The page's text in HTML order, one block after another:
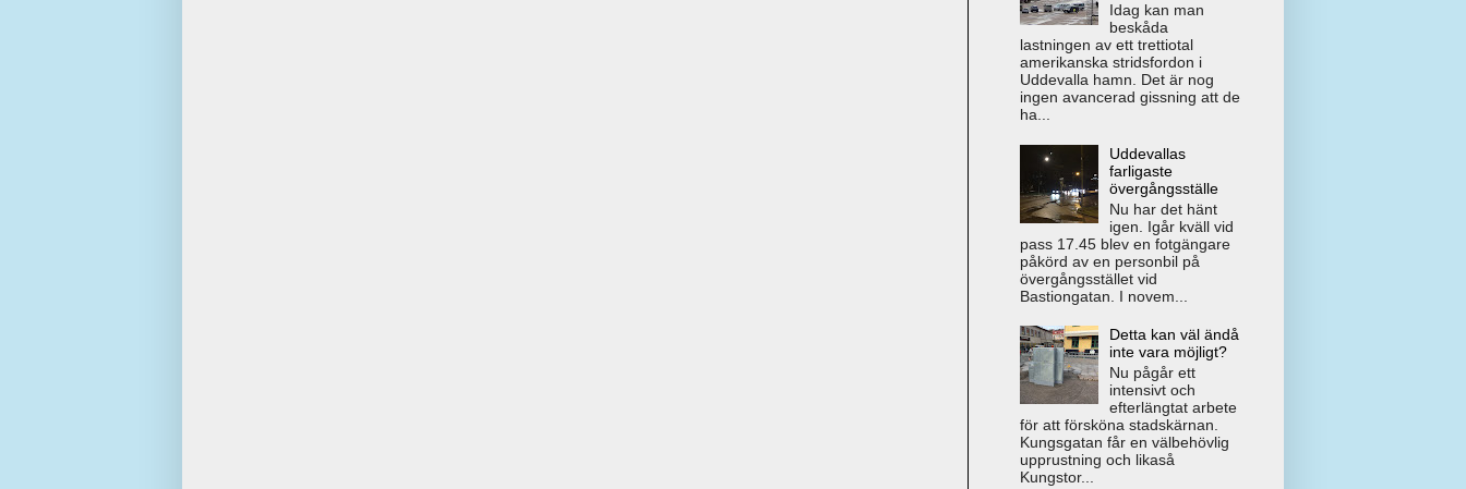
Idag kan man
beskåda
lastningen av ett trettiotal
amerikanska stridsfordon i
Uddevalla hamn. Det är nog
ingen avancerad gissning att de
ha...
Uddevallas
farligaste
övergångsställe
Nu har det hänt
igen. Igår kväll vid
pass 17.45 blev en fotgängare
påkörd av en personbil på
övergångsstället vid
Bastiongatan. I novem...
Detta kan väl ändå
inte vara möjligt?
Nu pågår ett
intensivt och
efterlängtat arbete
för att försköna stadskärnan.
Kungsgatan får en välbehövlig
upprustning och likaså
Kungstor...